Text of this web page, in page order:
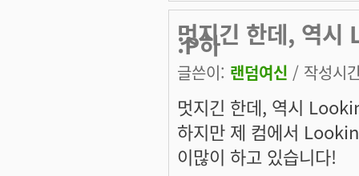
멋지긴 한데, 역
:P하
글쓴이: 랜덤여신 / 작성시
멋지긴 한데, 역시
하지만 제 컴에서
이많이 하고 있습니다!